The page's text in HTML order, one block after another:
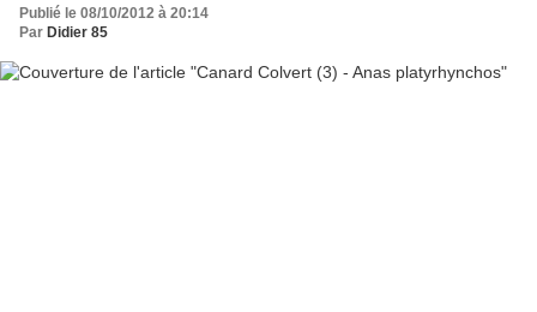
Publié le 08/10/2012 à 20:14
Par Didier 85